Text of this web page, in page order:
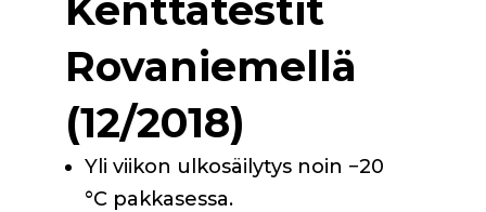
Rovaniemellä
(12/2018)
Yli viikon ulkosäilytys noin −20
°C pakkasessa.